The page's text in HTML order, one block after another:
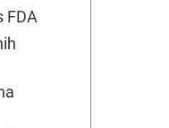
FDA